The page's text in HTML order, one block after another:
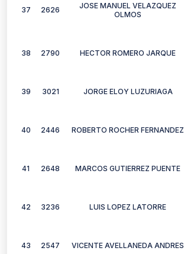
37 2626
JOSE MANUEL VELAZQUEZ
OLMOS
38 2790 HECTOR ROMERO JARQUE
39 3021 JORGE ELOY LUZURIAGA
40 2446 ROBERTO ROCHER FERNANDEZ
41 2648 MARCOS GUTIERREZ PUENTE
42 3236 LUIS LOPEZ LATORRE
43 2547 VICENTE AVELLANEDA ANDRES